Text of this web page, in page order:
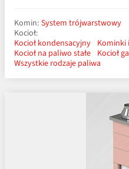
Komin: System trójwarstwowy
Kocioł:
Kocioł kondensacyjny Kominki
Kocioł na paliwo stałe Kocioł
Wszystkie rodzaje paliwa